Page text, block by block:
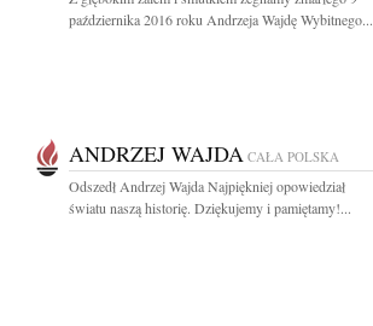
października 2016 roku Andrzeja Wajdę Wybitnego...
ANDRZEJ WAJDA CAŁA POLSKA
Odszedł Andrzej Wajda Najpiękniej opowiedział
światu naszą historię. Dziękujemy i pamiętamy!...